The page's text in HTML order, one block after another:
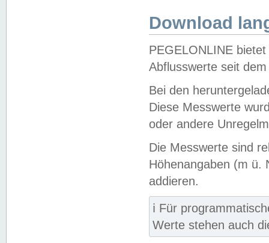
Download
PEGELONLINE
Abflusswerte seit
Bei den
Diese Messwerte
oder andere
Die Messwerte sind
Höhenangaben (m ü.
addieren.
ℹ️ Für
Werte stehen auch